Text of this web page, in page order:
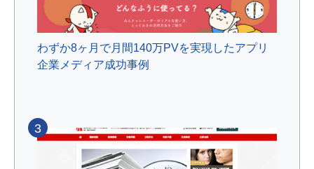
わずか8ヶ月で月間140万PVを実現したアプリ
企業メディア成功事例
3